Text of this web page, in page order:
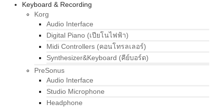
Keyboard & Recording
Korg
Audio Interface
Digital Piano (เปียโนไฟฟ้า)
Midi Controllers (คอนโทรลเลอร์)
Synthesizer&Keyboard (คีย์บอร์ด)
PreSonus
Audio Interface
Studio Microphone
Headphone